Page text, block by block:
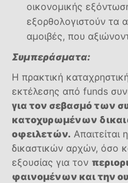
οικονομικής
εξορθολογιστούν τα
αμοιβές, που
Συμπεράσματα:
Η πρακτική
εκτέλεσης από funds
για τον σεβασμό των
κατοχυρωμένων
οφειλετών.
δικαστικών αρχών, όσο
εξουσίας για τον
φαινομένων και την